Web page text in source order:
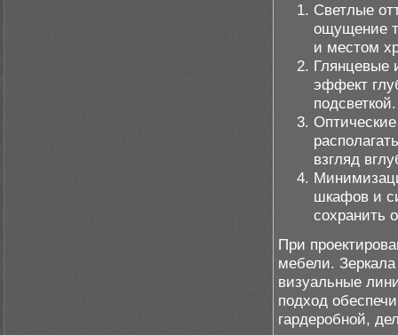
Светлые
ощущение
и местом
Глянцевые
эффект
подсветкой.
взгляд
шкафов и
сохранить
При
мебели.
визуальные
подход
гардеробной,